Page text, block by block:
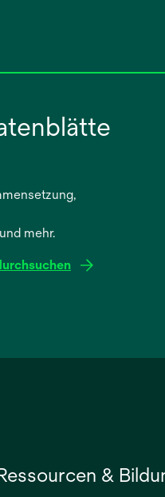
mehr.
&